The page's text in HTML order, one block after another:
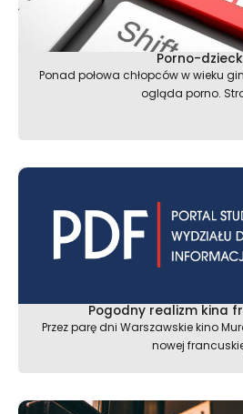
Porno-
Ponad połowa chłopców w wieku
ogląda porno.
Pogodny realizm kina
Przez parę dni Warszawskie kino
nowej